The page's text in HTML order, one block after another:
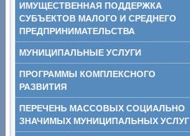
ИМУЩЕСТВЕННАЯ ПОДДЕРЖКА
СУБЪЕКТОВ МАЛОГО И СРЕДНЕГО
ПРЕДПРИНИМАТЕЛЬСТВА
МУНИЦИПАЛЬНЫЕ УСЛУГИ
ПРОГРАММЫ КОМПЛЕКСНОГО
РАЗВИТИЯ
ПЕРЕЧЕНЬ МАССОВЫХ СОЦИАЛЬНО
ЗНАЧИМЫХ МУНИЦИПАЛЬНЫХ УСЛУГ